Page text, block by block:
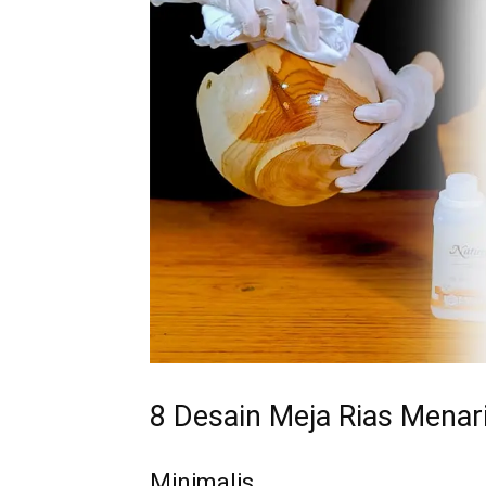
8 Desain Meja Rias